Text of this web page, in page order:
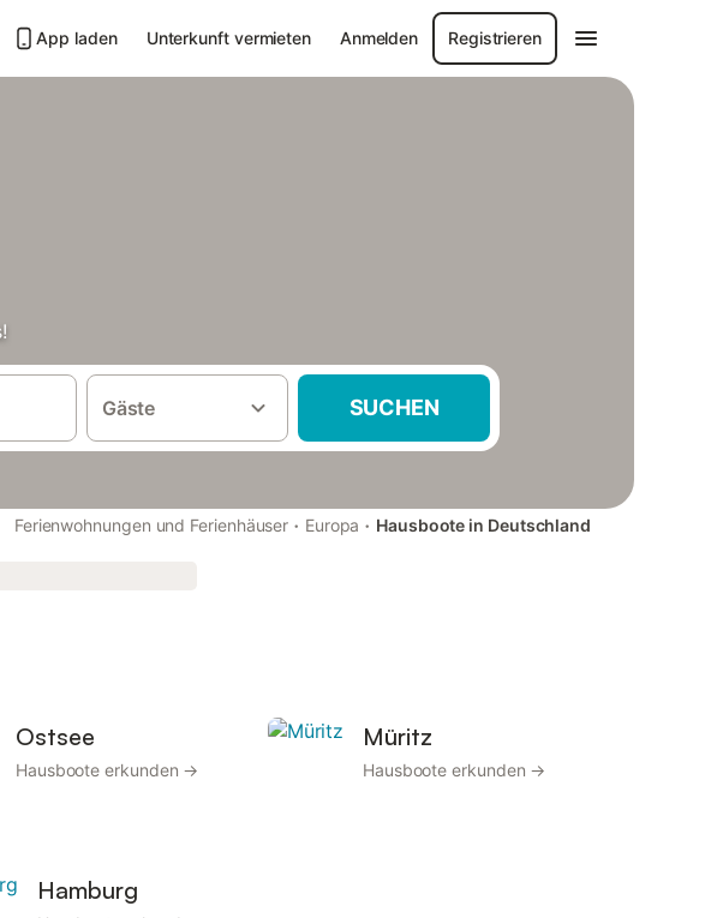
App laden Unterkunft vermieten Anmelden Registrieren
Gäste SUCHEN
Ferienwohnungen und Ferienhäuser · Europa · Hausboote in Deutschland
Ostsee
Hausboote erkunden →
Müritz
Hausboote erkunden →
Hamburg